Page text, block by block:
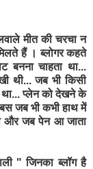
मीत की चरचा न
हैं । ब्लोगर कहते
बनना चाहता था...
थी... जब भी किसी
था... प्लेन को देखने के
जब भी कभी हाथ में
और जब पेन आ जाता
" जिनका ब्लॉग है